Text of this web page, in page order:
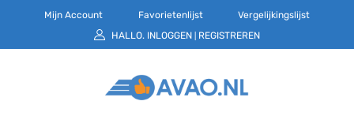
Mijn Account Favorietenlijst
Vergelijkingslijst
HALLO. INLOGGEN REGISTREREN